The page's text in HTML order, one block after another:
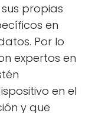
propias
en
Por lo
expertos en
en el
y que